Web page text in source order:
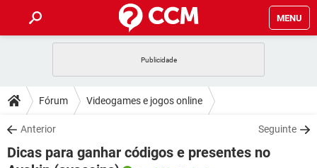
MENU
CELULAR FACEBOOK
OUTLOOK
INSTAGRAM GMAIL
DICAS
JOGOS WHATSAPP
OUTLOOK
DOWNLOADS
JOGOS WHATSAPP
FÓRUM
Fórum Videogames e jogos online
Anterior Seguinte
Dicas para ganhar códigos e presentes no